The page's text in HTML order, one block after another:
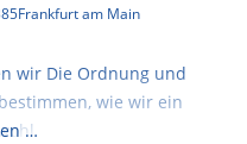
Frankfurt am Main
wir Die Ordnung und
wie wir ein
…